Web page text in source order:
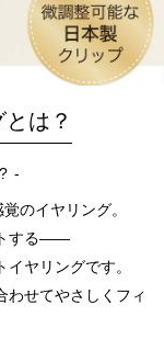
は？
-
のイヤリング。
トする――
ヤリングです。
わせてやさしくフィ